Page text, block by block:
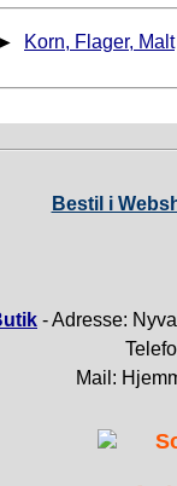
► Korn, Flager, Malt
Bestil i
- Adresse:
Mail: